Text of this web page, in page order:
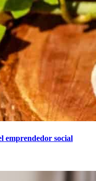
emprendedor social